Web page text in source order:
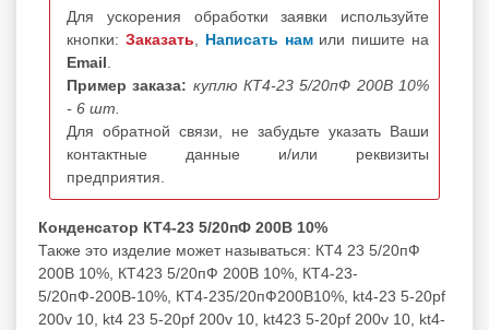
Для ускорения обработки заявки используйте
кнопки: Заказать Написать нам или пишите на
Email
Пример заказа: куплю КТ4-23 5/20пФ 200В 10%
- 6 шт.
Для обратной связи, не забудьте указать Ваши
контактные данные и/или реквизиты
предприятия.
Конденсатор КТ4-23 5/20пФ 200В 10%
Также это изделие может называться: КТ4 23 5/20пФ
200В 10%, КТ423 5/20пФ 200В 10%, КТ4-23-
5/20пФ-200В-10%, КТ4-235/20пФ200В10%, kt4-23 5-20pf
200v 10, kt4 23 5-20pf 200v 10, kt423 5-20pf 200v 10, kt4-